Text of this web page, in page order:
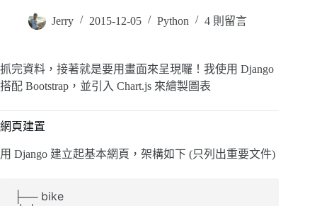
Jerry 2015-12-05 Python 4 則留言
抓完資料，接著就是要用畫面來呈現囉！我使用 Django
搭配 Bootstrap，並引入 Chart.js 來繪製圖表
網頁建置
用 Django 建立起基本網頁，架構如下 (只列出重要文件)
├── bike